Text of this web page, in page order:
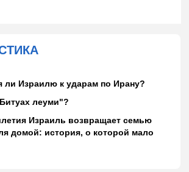
ли Израилю к ударам по Ирану?
леуми"?
Израиль возвращает семью
домой: история, о которой мало